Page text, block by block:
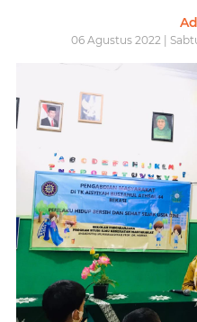
06 Agustus 2022 |